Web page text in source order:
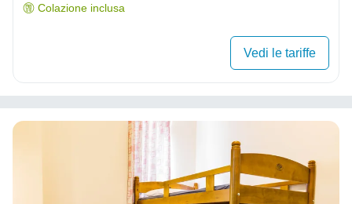
Colazione inclusa
Vedi le tariffe